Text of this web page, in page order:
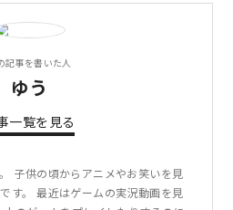
記事を書いた人
ゆう
一覧を見る
子供の頃からアニメやお笑いを見
す。 最近はゲームの実況動画を見